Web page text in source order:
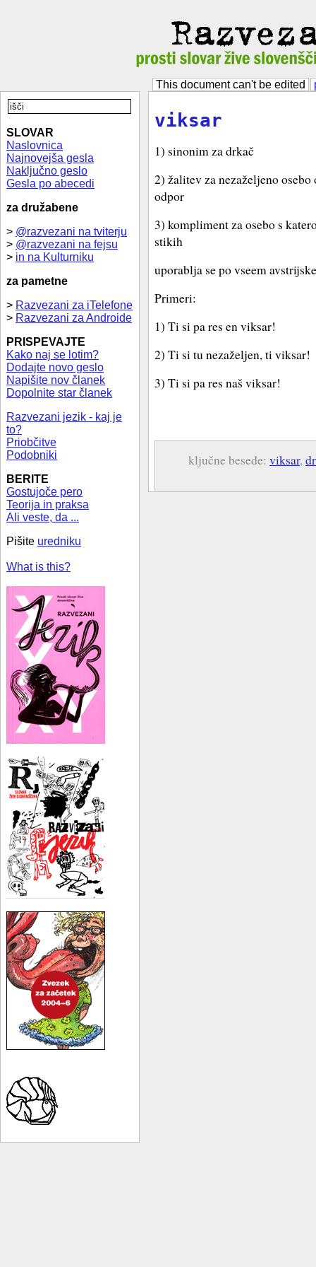
This document can't be edited
SLOVAR
Naslovnica
Najnovejša gesla
Naključno geslo
Gesla po abecedi
za družabene
> @razvezani na tviterju
> @razvezani na fejsu
> in na Kulturniku
za pametne
> Razvezani za iTelefone
> Razvezani za Androide
PRISPEVAJTE
Kako naj se lotim?
Dodajte novo geslo
Napišite nov članek
Dopolnite star članek
Razvezani jezik - kaj je
to?
Priobčitve
Podobniki
BERITE
Gostujoče pero
Teorija in praksa
Ali veste, da ...
Pišite uredniku
What is this?
viksar
1) sinonim za drkač
2) žalitev za nezaželjeno
odpor
3) kompliment za osebo s
stikih
uporablja se po vseem
Primeri:
1) Ti si pa res en viksar!
2) Ti si tu nezaželjen, ti viksar!
3) Ti si pa res naš viksar!
ključne besede: viksar,